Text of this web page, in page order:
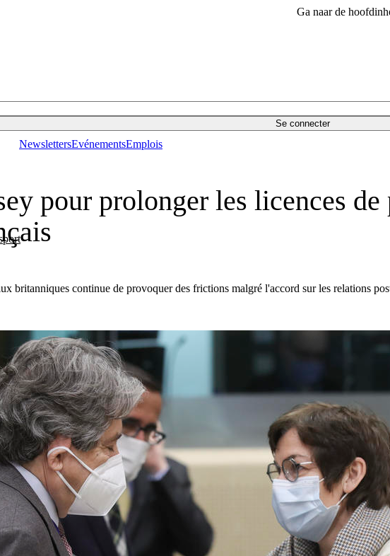
Ga naar de
Se connecter
NewslettersEvénementsEmplois
pour prolonger les licences
britanniques continue de provoquer des frictions malgré l'accord sur les relations